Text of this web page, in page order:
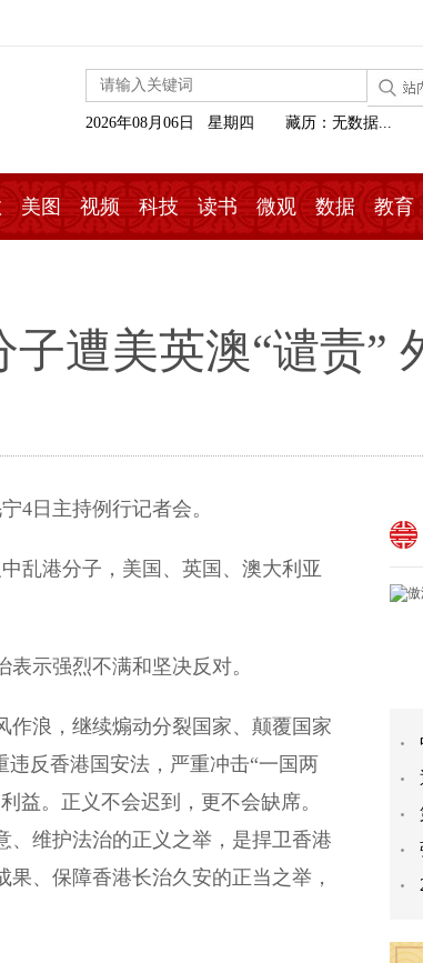
2026年08月06日 星期四 藏历：无数据...
美图 视频 科技 读书 微观 数据 教育
遭美英澳“谴责”
日主持例行记者会。
乱港分子，美国、英国、澳大利亚
示强烈不满和坚决反对。
浪，继续煽动分裂国家、颠覆国家
反香港国安法，严重冲击“一国两
益。正义不会迟到，更不会缺席。
、维护法治的正义之举，是捍卫香港
、保障香港长治久安的正当之举，